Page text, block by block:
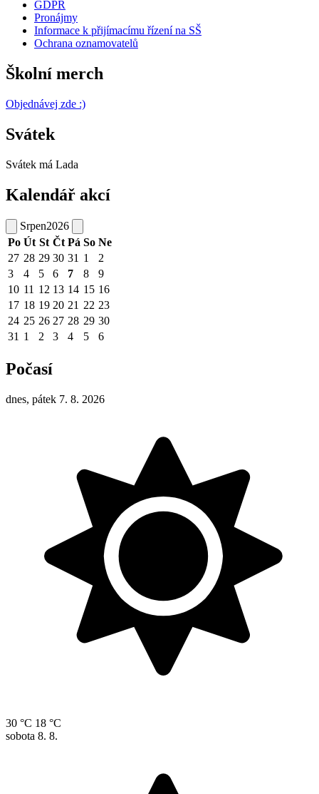
GDPR
Pronájmy
Informace k přijímacímu řízení na SŠ
Ochrana oznamovatelů
Školní merch
Objednávej zde :)
Svátek
Svátek má Lada
Kalendář akcí
Srpen2026
Po Út St Čt Pá So Ne
27 28 29 30 31 1
2
3
4 5 6 7 8
9
10 11 12 13 14 15 16
17 18 19 20 21 22 23
24 25 26 27 28 29 30
31 1 2 3 4 5 6
Počasí
dnes, pátek 7. 8. 2026
30 °C 18 °C
sobota 8. 8.